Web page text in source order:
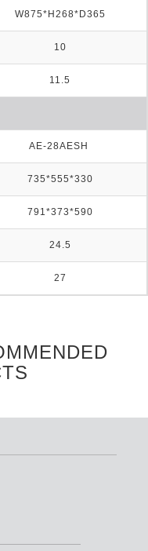
W875*H268*D365
10
11.5
AE-28AESH
735*555*330
791*373*590
24.5
27